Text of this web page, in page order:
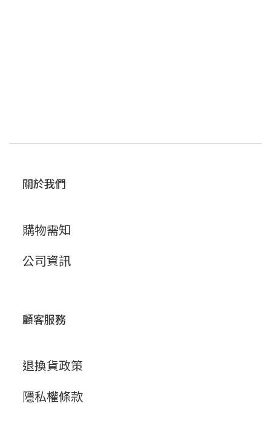
關於我們
購物需知
公司資訊
顧客服務
退換貨政策
隱私權條款